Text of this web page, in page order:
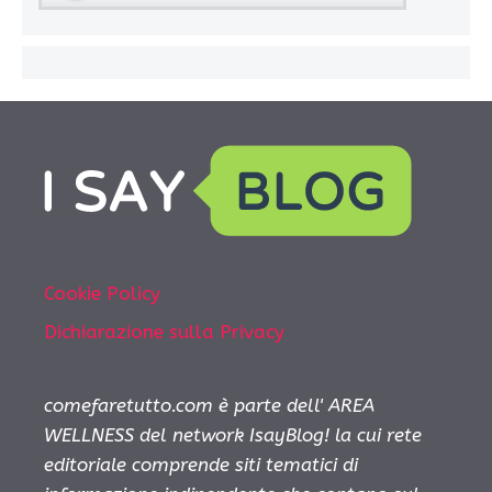
Cookie Policy
Dichiarazione sulla Privacy
comefaretutto.com è parte dell' AREA
WELLNESS del network IsayBlog! la cui rete
editoriale comprende siti tematici di